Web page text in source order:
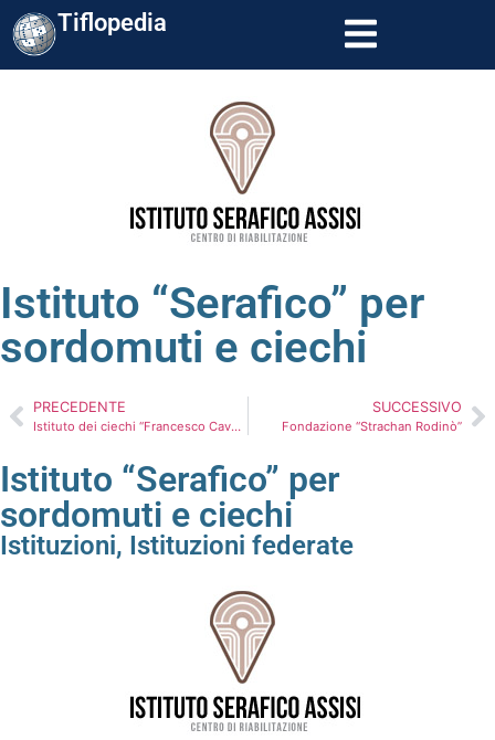
Tiflopedia
Istituto “Serafico” per
sordomuti e ciechi
PRECEDENTE
Istituto dei ciechi “Francesco Cavazza”
SUCCESSIVO
Fondazione “Strachan Rodinò”
Istituto “Serafico” per
sordomuti e ciechi
Istituzioni, Istituzioni federate